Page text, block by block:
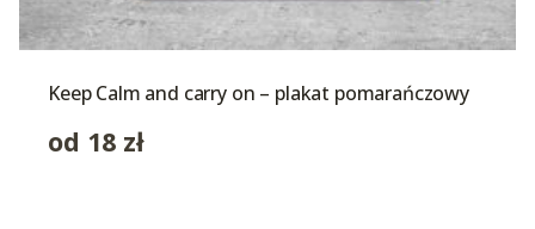
Keep Calm and carry on – plakat pomarańczowy
od 18 zł